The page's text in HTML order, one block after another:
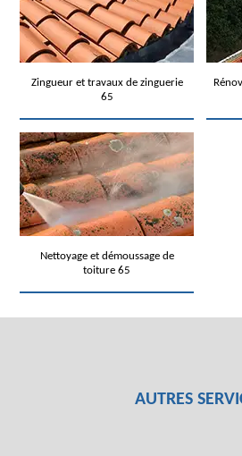
Zingueur et travaux de zinguerie
65
Nettoyage et démoussage de
toiture 65
AUTRES